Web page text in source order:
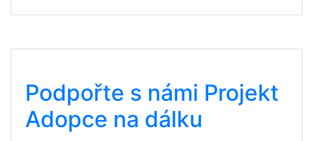
Podpořte s námi Projekt
Adopce na dálku